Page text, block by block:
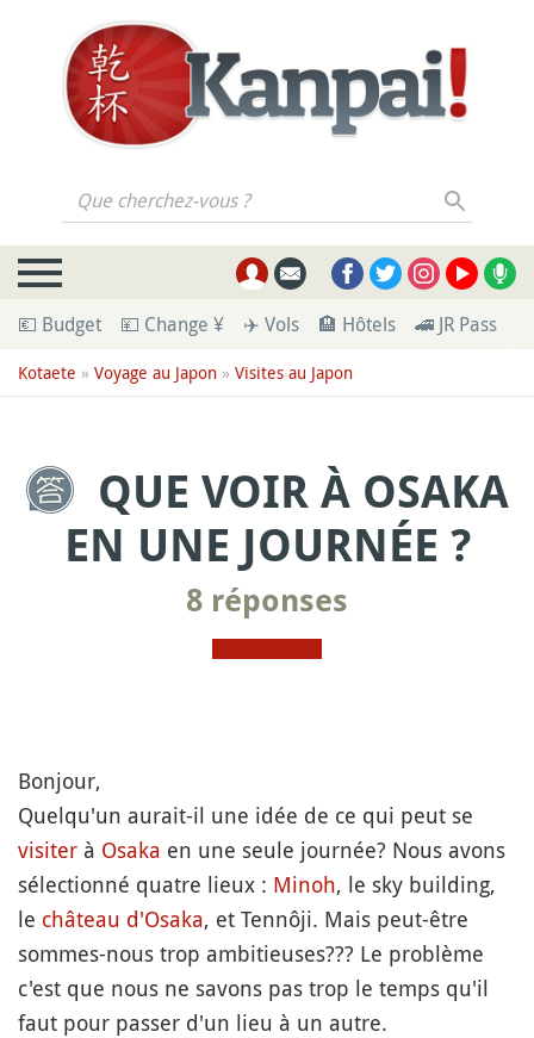
Que cherchez-vous ?
💶 Budget 💴 Change ¥ ✈️ Vols 🏨 Hôtels 🚄 JR Pass
Kotaete » Voyage au Japon » Visites au Japon
QUE VOIR À OSAKA
EN UNE JOURNÉE ?
8 réponses
Bonjour,
Quelqu'un aurait-il une idée de ce qui peut se
visiter à Osaka en une seule journée? Nous avons
sélectionné quatre lieux : Minoh, le sky building,
le château d'Osaka, et Tennôji. Mais peut-être
sommes-nous trop ambitieuses??? Le problème
c'est que nous ne savons pas trop le temps qu'il
faut pour passer d'un lieu à un autre.